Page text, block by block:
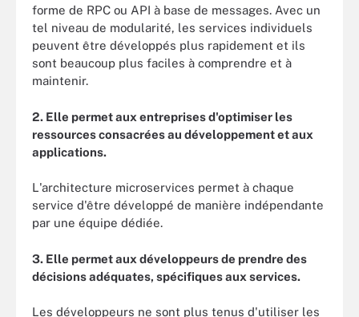
forme de RPC ou API à base de messages. Avec un
tel niveau de modularité, les services individuels
peuvent être développés plus rapidement et ils
sont beaucoup plus faciles à comprendre et à
maintenir.
2. Elle permet aux entreprises d'optimiser les
ressources consacrées au développement et aux
applications.
L'architecture microservices permet à chaque
service d'être développé de manière indépendante
par une équipe dédiée.
3. Elle permet aux développeurs de prendre des
décisions adéquates, spécifiques aux services.
Les développeurs ne sont plus tenus d'utiliser les